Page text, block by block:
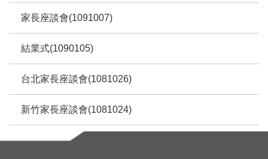
家長座談會(1091007)
結業式(1090105)
台北家長座談會(1081026)
新竹家長座談會(1081024)